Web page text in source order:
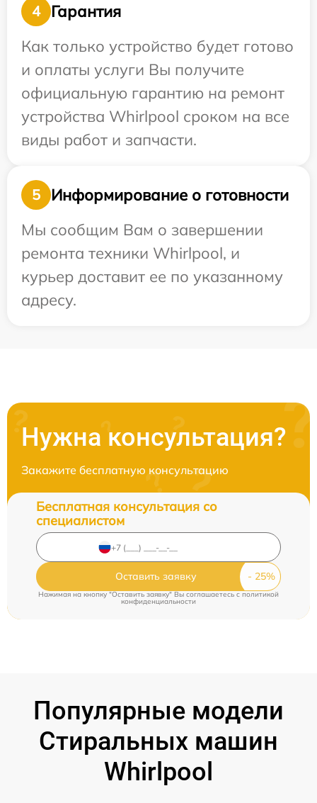
4
Гарантия
Как только устройство будет готово
и оплаты услуги Вы получите
официальную гарантию на ремонт
устройства Whirlpool сроком на все
виды работ и запчасти.
5
Информирование о готовности
Мы сообщим Вам о завершении
ремонта техники Whirlpool, и
курьер доставит ее по указанному
адресу.
Нужна консультация?
Закажите бесплатную консультацию
Бесплатная консультация со
специалистом
Оставить заявку
Нажимая на кнопку "Оставить заявку" Вы соглашаетесь c политикой
конфиденциальности
Популярные модели
Стиральных машин
Whirlpool